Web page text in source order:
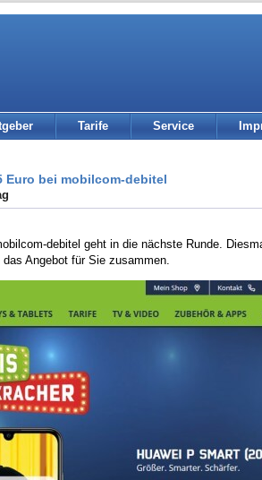
Tarife Service
Euro bei mobilcom-debitel
debitel geht in die nächste Runde.
Angebot für Sie zusammen.